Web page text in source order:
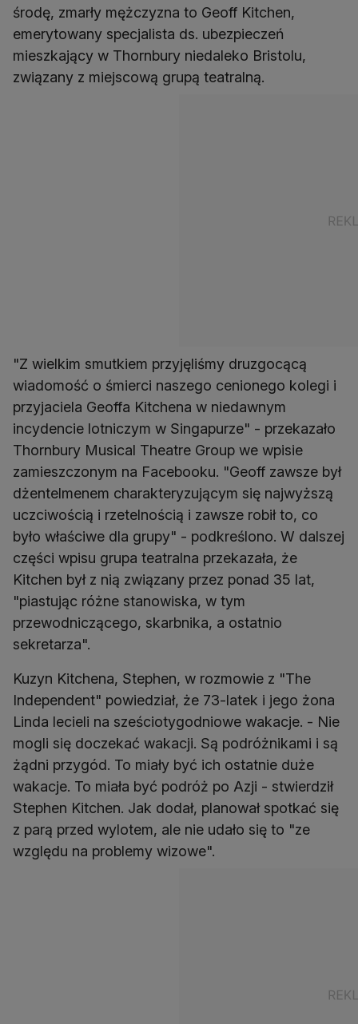
środę, zmarły mężczyzna to Geoff Kitchen,
emerytowany specjalista ds. ubezpieczeń
mieszkający w Thornbury niedaleko Bristolu,
związany z miejscową grupą teatralną.
"Z wielkim smutkiem przyjęliśmy druzgocącą
wiadomość o śmierci naszego cenionego kolegi i
przyjaciela Geoffa Kitchena w niedawnym
incydencie lotniczym w Singapurze" - przekazało
Thornbury Musical Theatre Group we wpisie
zamieszczonym na Facebooku. "Geoff zawsze był
dżentelmenem charakteryzującym się najwyższą
uczciwością i rzetelnością i zawsze robił to, co
było właściwe dla grupy" - podkreślono. W dalszej
części wpisu grupa teatralna przekazała, że
Kitchen był z nią związany przez ponad 35 lat,
"piastując różne stanowiska, w tym
przewodniczącego, skarbnika, a ostatnio
sekretarza".
Kuzyn Kitchena, Stephen, w rozmowie z "The
Independent" powiedział, że 73-latek i jego żona
Linda lecieli na sześciotygodniowe wakacje. - Nie
mogli się doczekać wakacji. Są podróżnikami i są
żądni przygód. To miały być ich ostatnie duże
wakacje. To miała być podróż po Azji - stwierdził
Stephen Kitchen. Jak dodał, planował spotkać się
z parą przed wylotem, ale nie udało się to "ze
względu na problemy wizowe".